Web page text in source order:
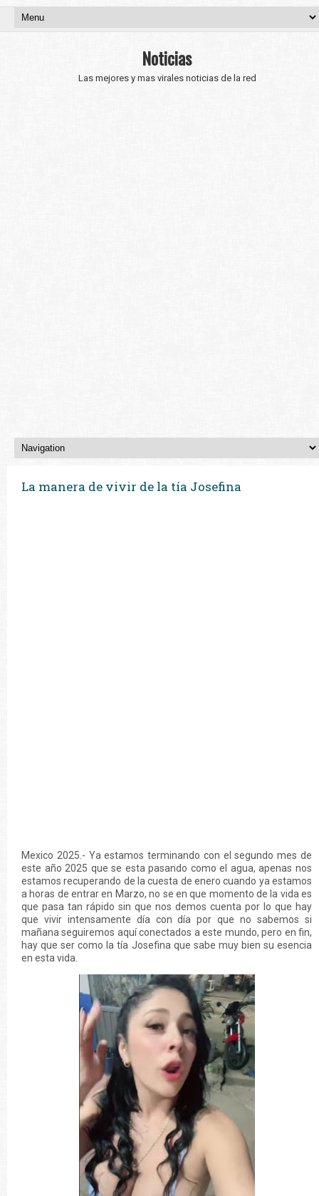
Noticias
Las mejores y mas virales noticias de la red
La manera de vivir de la tía Josefina
Mexico 2025.- Ya estamos terminando con el segundo mes de
este año 2025 que se esta pasando como el agua, apenas nos
estamos recuperando de la cuesta de enero cuando ya estamos
a horas de entrar en Marzo, no se en que momento de la vida es
que pasa tan rápido sin que nos demos cuenta por lo que hay
que vivir intensamente día con día por que no sabemos si
mañana seguiremos aquí conectados a este mundo, pero en fin,
hay que ser como la tía Josefina que sabe muy bien su esencia
en esta vida.